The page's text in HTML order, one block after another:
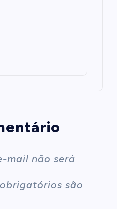
mail não será
são